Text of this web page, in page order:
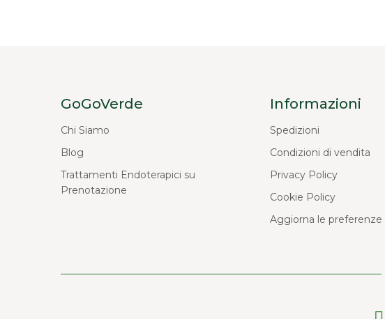
GoGoVerde
Chi Siamo
Blog
Trattamenti Endoterapici su
Prenotazione
Informazioni
Spedizioni
Condizioni di vendita
Privacy Policy
Cookie Policy
Aggiorna le preferenze